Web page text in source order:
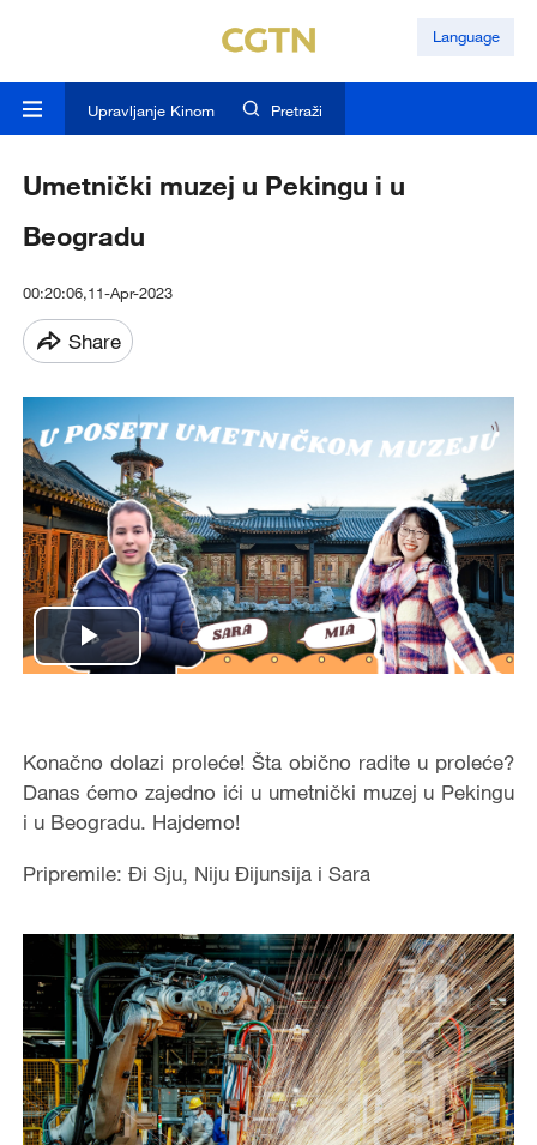
Language
Upravljanje Kinom Pretraži
Umetnički muzej u Pekingu i u
Beogradu
00:20:06,11-Apr-2023
Share
Play
Konačno dolazi proleće! Šta obično radite u proleće?
Danas ćemo zajedno ići u umetnički muzej u Pekingu
i u Beogradu. Hajdemo!
Pripremile: Đi Sju, Niju Đijunsija i Sara